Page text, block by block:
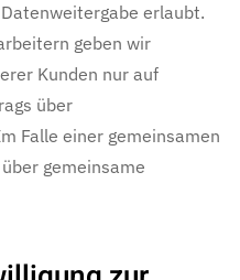
erlaubt.
geben wir
Kunden nur auf
über
Falle einer gemeinsamen
gemeinsame